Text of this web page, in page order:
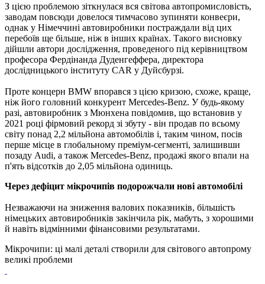
З цією проблемою зіткнулася вся світова автопромисловість,
заводам повсюди довелося тимчасово зупиняти конвеєри,
однак у Німеччині автовиробники постраждали від цих
перебоїв ще більше, ніж в інших країнах. Такого висновку
дійшли автори дослідження, проведеного під керівництвом
професора Фердінанда Дуденгеффера, директора
дослідницького інституту CAR у Дуйсбурзі.
Проте концерн BMW впорався з цією кризою, схоже, краще,
ніж його головний конкурент Mercedes-Benz. У будь-якому
разі, автовиробник з Мюнхена повідомив, що встановив у
2021 році фірмовий рекорд зі збуту - він продав по всьому
світу понад 2,2 мільйона автомобілів і, таким чином, посів
перше місце в глобальному преміум-сегменті, залишивши
позаду Audi, а також Mercedes-Benz, продажі якого впали на
п'ять відсотків до 2,05 мільйона одиниць.
Через дефіцит мікрочипів подорожчали нові автомобілі
Незважаючи на зниження валових показників, більшість
німецьких автовиробників закінчила рік, мабуть, з хорошими
й навіть відмінними фінансовими результатами.
Мікрочипи: ці малі деталі створили для світового автопрому
великі проблеми